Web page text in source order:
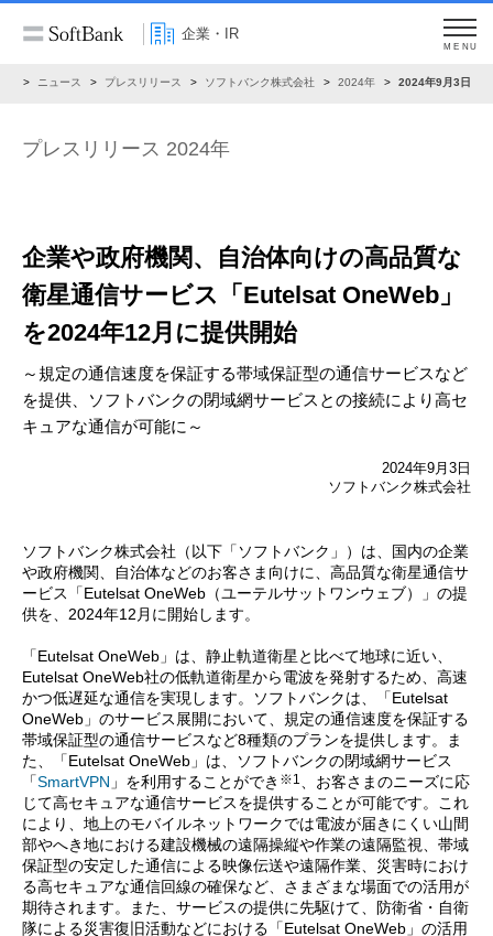
企業・IR
MENU
ニュース プレスリリース ソフトバンク株式会社 2024年 2024年9月3日
プレスリリース 2024年
企業や政府機関、自治体向けの高品質な
衛星通信サービス
「Eutelsat OneWeb」
を2024年12月に提供開始
～規定の通信速度を保証する帯域保証型の通信サービスなど
を提供、
ソフトバンクの閉域網サービスとの接続により高セ
キュアな通信が可能に～
2024年9月3日
ソフトバンク株式会社
ソフトバンク株式会社（以下「ソフトバンク」）は、国内の企業
や政府機関、自治体などのお客さま向けに、高品質な衛星通信サ
ービス「Eutelsat OneWeb（ユーテルサットワンウェブ）」の提
供を、2024年12月に開始します。
「Eutelsat OneWeb」は、静止軌道衛星と比べて地球に近い、
Eutelsat OneWeb社の低軌道衛星から電波を発射するため、高速
かつ低遅延な通信を実現します。ソフトバンクは、「Eutelsat
OneWeb」のサービス展開において、規定の通信速度を保証する
帯域保証型の通信サービスなど8種類のプランを提供します。ま
た、「Eutelsat OneWeb」は、ソフトバンクの閉域網サービス
「SmartVPN 」を利用することができ ※1
、お客さまのニーズに応
じて高セキュアな通信サービスを提供することが可能です。これ
により、地上のモバイルネットワークでは電波が届きにくい山間
部やへき地における建設機械の遠隔操縦や作業の遠隔監視、帯域
保証型の安定した通信による映像伝送や遠隔作業、災害時におけ
る高セキュアな通信回線の確保など、さまざまな場面での活用が
期待されます。また、サービスの提供に先駆けて、防衛省・自衛
隊による災害復旧活動などにおける「Eutelsat OneWeb」の活用